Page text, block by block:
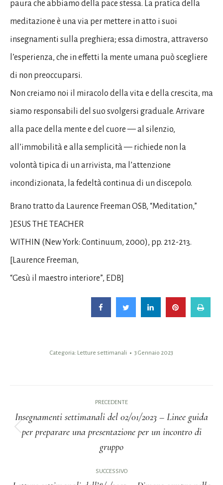
paura che abbiamo della pace stessa. La pratica della
meditazione è una via per mettere in atto i suoi
insegnamenti sulla preghiera; essa dimostra, attraverso
l’esperienza, che in effetti la mente umana può scegliere
di non preoccuparsi.
Non creiamo noi il miracolo della vita e della crescita, ma
siamo responsabili del suo svolgersi graduale. Arrivare
alla pace della mente e del cuore — al silenzio,
all’immobilità e alla semplicità — richiede non la
volontà tipica di un arrivista, ma l’attenzione
incondizionata, la fedeltà continua di un discepolo.
Brano tratto da Laurence Freeman OSB, “Meditation,”
JESUS THE TEACHER
WITHIN (New York: Continuum, 2000), pp. 212-213.
[Laurence Freeman,
“Gesù il maestro interiore”, EDB]
Categoria: Letture settimanali 3 Gennaio 2023
tra
PRECEDENTE
Post
precedente:
Insegnamenti settimanali del 02/01/2023 – Linee guida
per preparare una presentazione per un incontro di
gruppo
SUCCESSIVO